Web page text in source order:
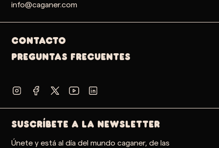
info@caganer.com
Contacto
PREGUNTAS FRECUENTES
SUSCRÍBETE A LA NEWSLETTER
Únete y está al día del mundo caganer, de las